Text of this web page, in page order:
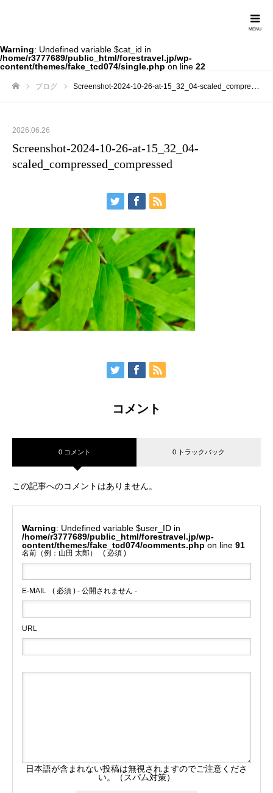
Warning: Undefined variable $cat_id in
/home/r3777689/public_html/forestravel.jp/wp-
content/themes/fake_tcd074/single.php on line 22
ブログ Screenshot-2024-10-26-at-15_32_04-scaled_compressed_compressed
2026.06.26
Screenshot-2024-10-26-at-15_32_04-
scaled_compressed_compressed
コメント
0 コメント 0 トラックバック
この記事へのコメントはありません。
Warning
: Undefined variable $user_ID in
/home/r3777689/public_html/forestravel.jp/wp-
content/themes/fake_tcd074/comments.php on line 91
名前（例：山田 太郎） ( 必須 )
E-MAIL ( 必須 ) - 公開されません -
URL
日本語が含まれない投稿は無視されますのでご注意くださ
い。（スパム対策）